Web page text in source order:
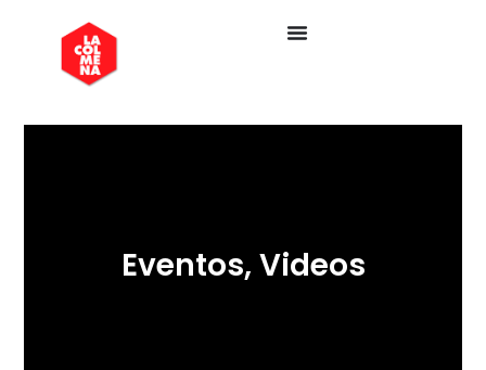
Eventos, Videos